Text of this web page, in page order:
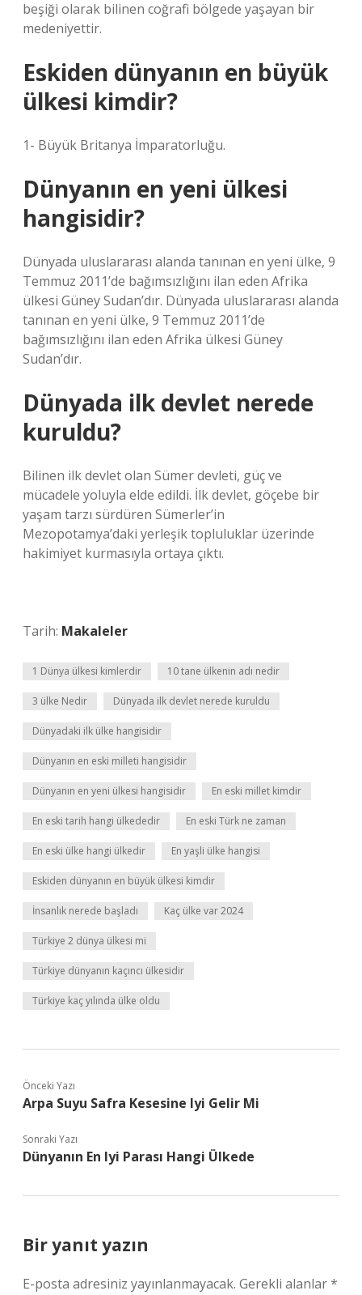
beşiği olarak bilinen coğrafi bölgede yaşayan bir
medeniyettir.
Eskiden dünyanın en büyük
ülkesi kimdir?
1- Büyük Britanya İmparatorluğu.
Dünyanın en yeni ülkesi
hangisidir?
Dünyada uluslararası alanda tanınan en yeni ülke, 9
Temmuz 2011’de bağımsızlığını ilan eden Afrika
ülkesi Güney Sudan’dır. Dünyada uluslararası alanda
tanınan en yeni ülke, 9 Temmuz 2011’de
bağımsızlığını ilan eden Afrika ülkesi Güney
Sudan’dır.
Dünyada ilk devlet nerede
kuruldu?
Bilinen ilk devlet olan Sümer devleti, güç ve
mücadele yoluyla elde edildi. İlk devlet, göçebe bir
yaşam tarzı sürdüren Sümerler’in
Mezopotamya’daki yerleşik topluluklar üzerinde
hakimiyet kurmasıyla ortaya çıktı.
Tarih: Makaleler
1 Dünya ülkesi kimlerdir 10 tane ülkenin adı nedir
3 ülke Nedir Dünyada ilk devlet nerede kuruldu
Dünyadaki ilk ülke hangisidir
Dünyanın en eski milleti hangisidir
Dünyanın en yeni ülkesi hangisidir En eski millet kimdir
En eski tarih hangi ülkededir En eski Türk ne zaman
En eski ülke hangi ülkedir En yaşli ülke hangisi
Eskiden dünyanın en büyük ülkesi kimdir
İnsanlık nerede başladı Kaç ülke var 2024
Türkiye 2 dünya ülkesi mi
Türkiye dünyanın kaçıncı ülkesidir
Türkiye kaç yılında ülke oldu
Önceki Yazı
Arpa Suyu Safra Kesesine Iyi Gelir Mi
Sonraki Yazı
Dünyanın En Iyi Parası Hangi Ülkede
Bir yanıt yazın
E-posta adresiniz yayınlanmayacak. Gerekli alanlar*